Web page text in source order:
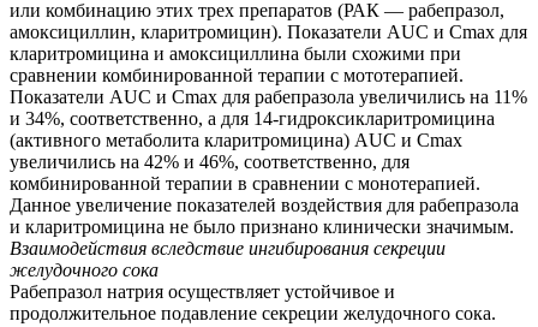
или комбинацию этих трех препаратов (РАК — рабепразол,
амоксициллин, кларитромицин). Показатели AUC и Сmax для
кларитромицина и амоксициллина были схожими при
сравнении комбинированной терапии с мототерапией.
Показатели AUC и Сmax для рабепразола увеличились на 11%
и 34%, соответственно, а для 14-гидроксикларитромицина
(активного метаболита кларитромицина) AUC и Сmax
увеличились на 42% и 46%, соответственно, для
комбинированной терапии в сравнении с монотерапией.
Данное увеличение показателей воздействия для рабепразола
и кларитромицина не было признано клинически значимым.
Взаимодействия вследствие ингибирования секреции
желудочного сока
Рабепразол натрия осуществляет устойчивое и
продолжительное подавление секреции желудочного сока.